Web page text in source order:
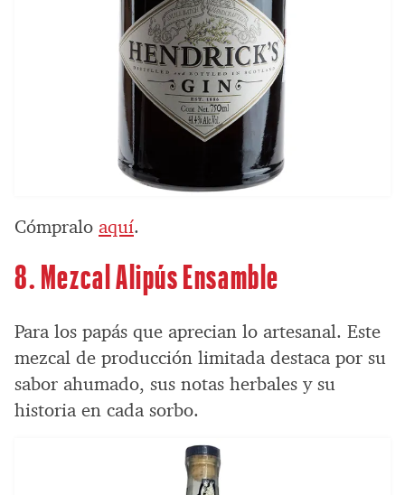
Cómpralo aquí.
8. Mezcal Alipús Ensamble
Para los papás que aprecian lo artesanal. Este
mezcal de producción limitada destaca por su
sabor ahumado, sus notas herbales y su
historia en cada sorbo.